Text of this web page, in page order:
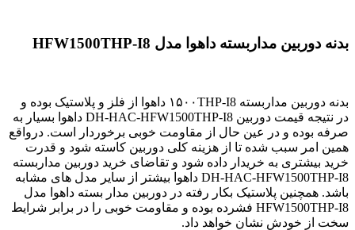
بدنه دوربین مداربسته داهوا مدل HFW1500THP-I8
بدنه دوربین مداربسته ۱۵۰۰THP-I8 داهوا از فلز و پلاستیک بوده و
در نتیجه قیمت دوربین DH-HAC-HFW1500THP-I8 داهوا بسیار به
صرفه بوده و در عین حال از مقاومت خوبی برخوردار است. درواقع
همین امر سبب شده تا از هزینه کلی دوربین کاسته شود و قدرت
خرید بیشتری به خریدار داده شود و تقاضای خرید دوربین مداربسته
DH-HAC-HFW1500THP-I8 داهوا بیشتر از سایر مدل های مشابه
باشد. همچنین پلاستیک بکار رفته در دوربین مدار بسته داهوا مدل
HFW1500THP-I8 فشرده بوده و مقاومت خوبی را در برابر شرایط
سخت از خودش نشان خواهد داد.